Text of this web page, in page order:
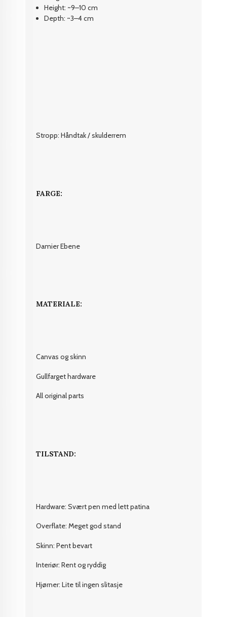
Height: ~9–10 cm
Depth: ~3–4 cm
Stropp: Håndtak / skulderrem
FARGE:
Damier Ebene
MATERIALE:
Canvas og skinn
Gullfarget hardware
All original parts
TILSTAND:
Hardware: Svært pen med lett patina
Overflate: Meget god stand
Skinn: Pent bevart
Interiør: Rent og ryddig
Hjørner: Lite til ingen slitasje